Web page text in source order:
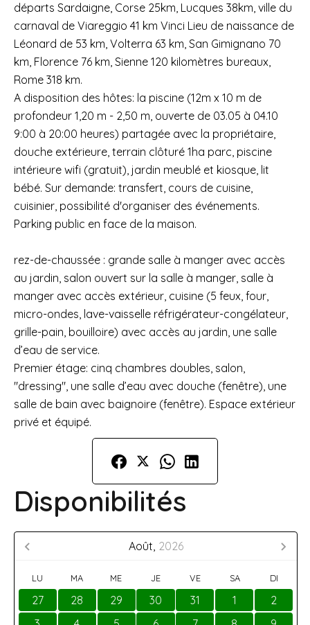
départs Sardaigne, Corse 25km, Lucques 38km, ville du
carnaval de Viareggio 41 km Vinci Lieu de naissance de
Léonard de 53 km, Volterra 63 km, San Gimignano 70
km, Florence 76 km, Sienne 120 kilomètres bureaux,
Rome 318 km.
A disposition des hôtes: la piscine (12m x 10 m de
profondeur 1,20 m - 2,50 m, ouverte de 03.05 à 04.10
9:00 à 20:00 heures) partagée avec la propriétaire,
douche extérieure, terrain clôturé 1ha parc, piscine
intérieure wifi (gratuit), jardin meublé et kiosque, lit
bébé. Sur demande: transfert, cours de cuisine,
cuisinier, possibilité d'organiser des événements.
Parking public en face de la maison.
rez-de-chaussée : grande salle à manger avec accès
au jardin, salon ouvert sur la salle à manger, salle à
manger avec accès extérieur, cuisine (5 feux, four,
micro-ondes, lave-vaisselle réfrigérateur-congélateur,
grille-pain, bouilloire) avec accès au jardin, une salle
d’eau de service.
Premier étage: cinq chambres doubles, salon,
"dressing", une salle d’eau avec douche (fenêtre), une
salle de bain avec baignoire (fenêtre). Espace extérieur
privé et équipé.
Disponibilités
Août, 2026
LU MA ME JE VE SA DI
27 28 29 30 31 1
2